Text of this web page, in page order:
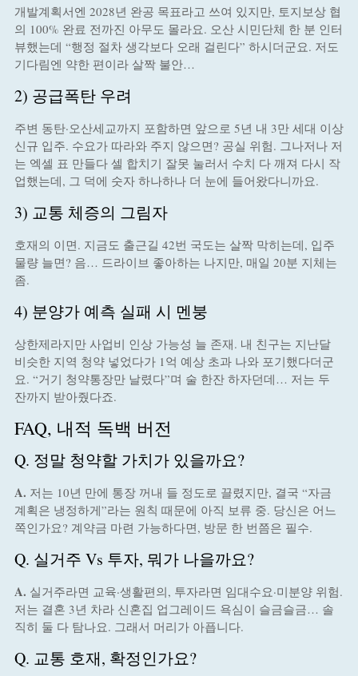
개발계획서엔 2028년 완공 목표라고 쓰여 있지만, 토지보상 협
의 100% 완료 전까진 아무도 몰라요. 오산 시민단체 한 분 인터
뷰했는데 “행정 절차 생각보다 오래 걸린다” 하시더군요. 저도
기다림엔 약한 편이라 살짝 불안…
2) 공급폭탄 우려
주변 동탄·오산세교까지 포함하면 앞으로 5년 내 3만 세대 이상
신규 입주. 수요가 따라와 주지 않으면? 공실 위험. 그나저나 저
는 엑셀 표 만들다 셀 합치기 잘못 눌러서 수치 다 깨져 다시 작
업했는데, 그 덕에 숫자 하나하나 더 눈에 들어왔다니까요.
3) 교통 체증의 그림자
호재의 이면. 지금도 출근길 42번 국도는 살짝 막히는데, 입주
물량 늘면? 음… 드라이브 좋아하는 나지만, 매일 20분 지체는
좀.
4) 분양가 예측 실패 시 멘붕
상한제라지만 사업비 인상 가능성 늘 존재. 내 친구는 지난달
비슷한 지역 청약 넣었다가 1억 예상 초과 나와 포기했다더군
요. “거기 청약통장만 날렸다”며 술 한잔 하자던데… 저는 두
잔까지 받아줬다죠.
FAQ, 내적 독백 버전
Q. 정말 청약할 가치가 있을까요?
A. 저는 10년 만에 통장 꺼내 들 정도로 끌렸지만, 결국 “자금
계획은 냉정하게”라는 원칙 때문에 아직 보류 중. 당신은 어느
쪽인가요? 계약금 마련 가능하다면, 방문 한 번쯤은 필수.
Q. 실거주 Vs 투자, 뭐가 나을까요?
A. 실거주라면 교육·생활편의, 투자라면 임대수요·미분양 위험.
저는 결혼 3년 차라 신혼집 업그레이드 욕심이 슬금슬금… 솔
직히 둘 다 탐나요. 그래서 머리가 아픕니다.
Q. 교통 호재, 확정인가요?